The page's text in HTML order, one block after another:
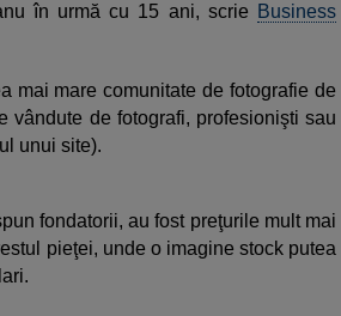
în urmă cu 15 ani, scrie
Business
mai mare comunitate de fotografie de
vândute de fotografi, profesionişti sau
unui site).
fondatorii, au fost preţurile mult mai
pieţei, unde o imagine stock putea